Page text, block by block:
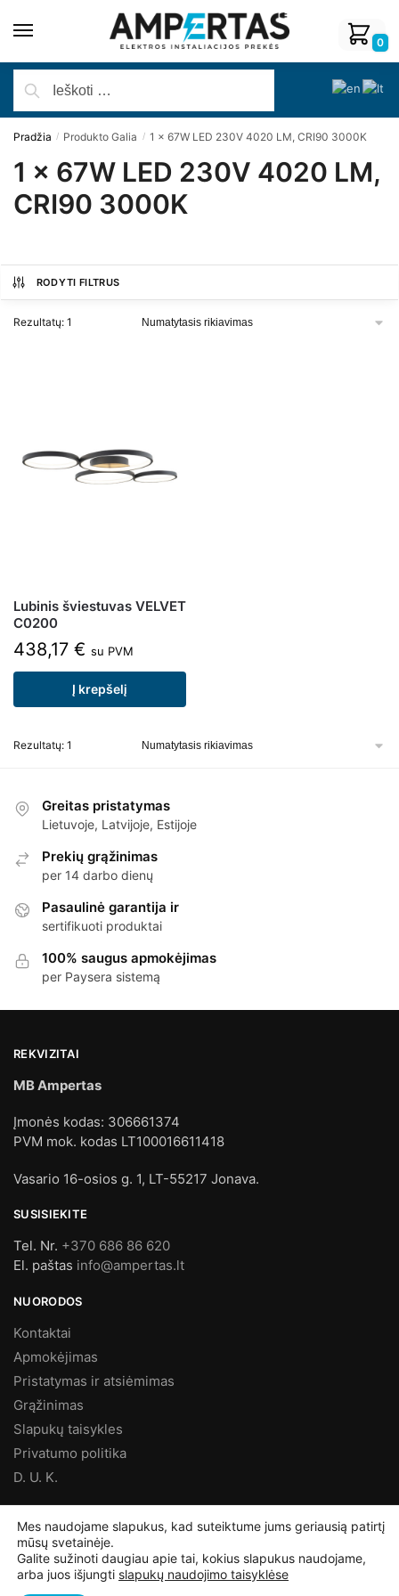
0
Pradžia / Produkto Galia / 1 x 67W LED 230V 4020 LM, CRI90 3000K
1 x 67W LED 230V 4020 LM,
CRI90 3000K
RODYTI FILTRUS
Rezultatų: 1
Lubinis šviestuvas VELVET
C0200
438,17 € su PVM
Į krepšelį
Rezultatų: 1
Greitas pristatymas
Lietuvoje, Latvijoje, Estijoje
Prekių grąžinimas
per 14 darbo dienų
Pasaulinė garantija ir
sertifikuoti produktai
100% saugus apmokėjimas
per Paysera sistemą
REKVIZITAI
MB Ampertas
Įmonės kodas: 306661374
PVM mok. kodas LT100016611418
Vasario 16-osios g. 1, LT-55217 Jonava.
SUSISIEKITE
Tel. Nr. +370 686 86 620
El. paštas info@ampertas.lt
NUORODOS
Kontaktai
Apmokėjimas
Pristatymas ir atsiėmimas
Grąžinimas
Slapukų taisykles
Privatumo politika
D. U. K.
©Ampertas.lt2025, Visos teisės saugomos
Mes naudojame slapukus, kad suteiktume jums geriausią patirtį
mūsų svetainėje.
Galite sužinoti daugiau apie tai, kokius slapukus naudojame,
arba juos išjungti slapukų naudojimo taisyklėse